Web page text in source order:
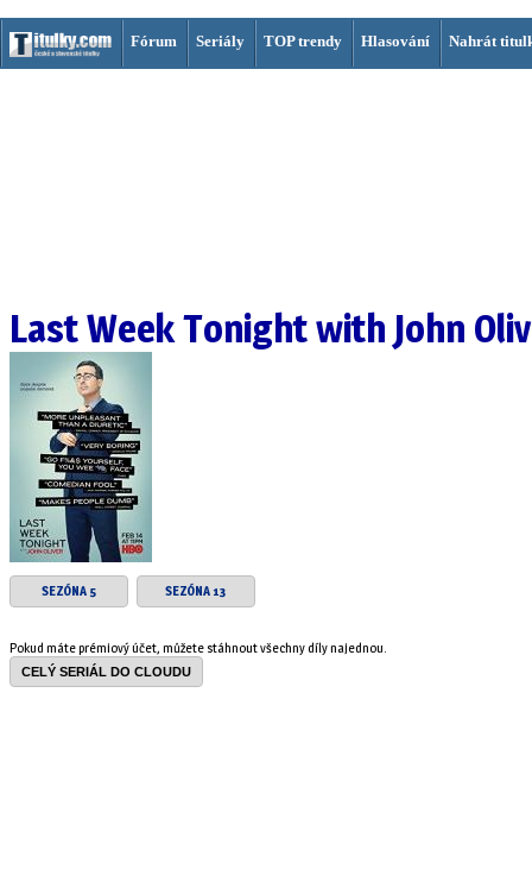
Fórum Seriály TOP trendy Hlasování Nahrát
Last Week Tonight with John
SEZÓNA 5 SEZÓNA 13
Pokud máte prémiový účet, můžete stáhnout všechny díly najednou.
CELÝ SERIÁL DO CLOUDU